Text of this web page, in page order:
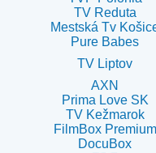
TV Reduta
Mestská Tv
Pure Babes
TV Liptov
AXN
Prima Love SK
TV Kežmarok
FilmBox Premium
DocuBox